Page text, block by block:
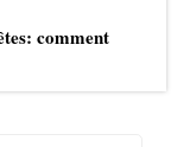
comment